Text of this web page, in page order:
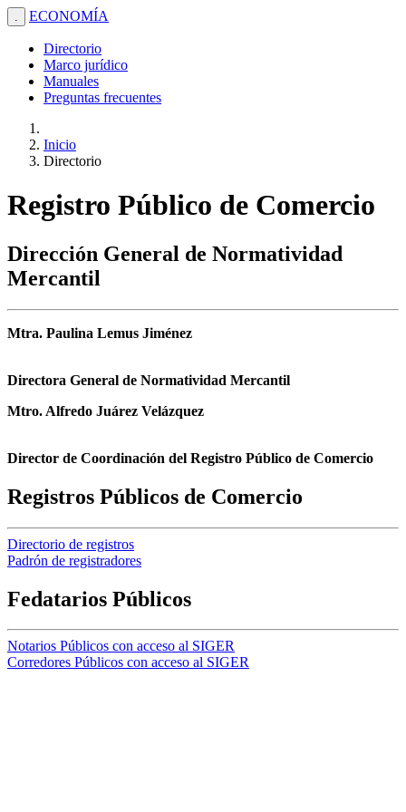
. ECONOMÍA
Directorio
Marco jurídico
Manuales
Preguntas frecuentes
Inicio
Directorio
Registro Público de Comercio
Dirección General de Normatividad
Mercantil
Mtra. Paulina Lemus Jiménez
Directora General de Normatividad Mercantil
Mtro. Alfredo Juárez Velázquez
Director de Coordinación del Registro Público de Comercio
Registros Públicos de Comercio
Directorio de registros
Padrón de registradores
Fedatarios Públicos
Notarios Públicos con acceso al SIGER
Corredores Públicos con acceso al SIGER